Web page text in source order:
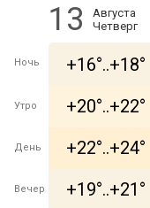
13
Августа
Четверг
Ночь +16°..+18°
Утро +20°..+22°
День +22°..+24°
Вечер +19°..+21°